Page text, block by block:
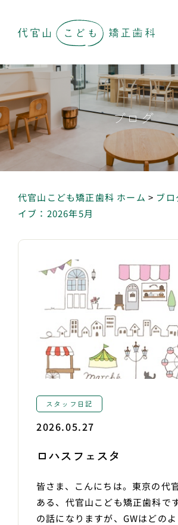
ブログ
代官山こども矯正歯科 ホーム > ブロ
イブ：2026年5月
スタッフ日記
2026.05.27
ロハスフェスタ
皆さま、こんにちは。東京の代
ある、代官山こども矯正歯科で
の話になりますが、GWはどの